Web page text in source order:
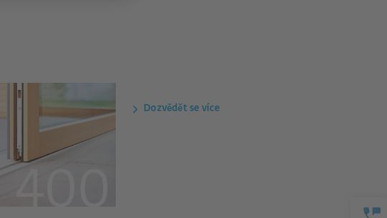
Dozvědět se více